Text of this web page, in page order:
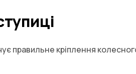
правильне кріплення